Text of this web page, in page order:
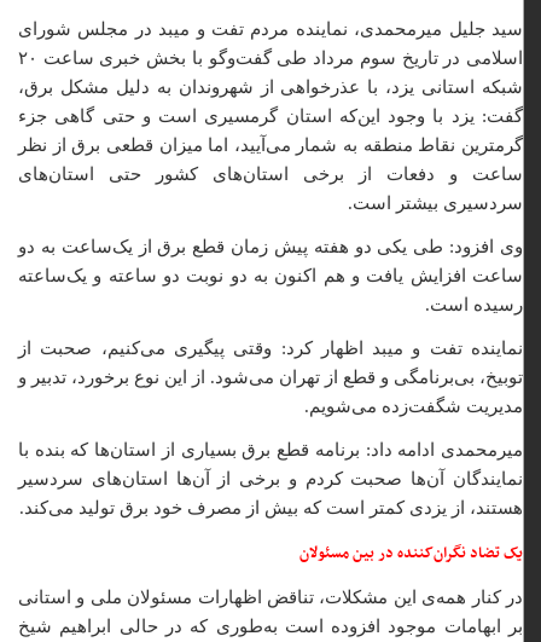
سید جلیل میرمحمدی، نماینده مردم تفت و میبد در مجلس شورای
اسلامی در تاریخ سوم مرداد طی گفت‌وگو با بخش خبری ساعت ۲۰
شبکه استانی یزد، با عذرخواهی از شهروندان به دلیل مشکل برق،
گفت: یزد با وجود این‌که استان گرمسیری است و حتی گاهی جزء
گرمترین نقاط منطقه به شمار می‌آیید، اما میزان قطعی برق از نظر
ساعت و دفعات از برخی استان‌های کشور حتی استان‌های
سردسیری بیشتر است.
وی افزود: طی یکی دو هفته پیش زمان قطع برق از یک‌ساعت به دو
ساعت افزایش یافت و هم اکنون به دو نوبت دو ساعته و یک‌ساعته
رسیده است.
نماینده تفت و میبد اظهار کرد: وقتی پیگیری می‌کنیم، صحبت از
توبیخ، بی‌برنامگی و قطع از تهران می‌شود. از این نوع برخورد، تدبیر و
مدیریت شگفت‌زده می‌شویم.
میرمحمدی ادامه داد: برنامه قطع برق بسیاری از استان‌ها که بنده با
نمایندگان آن‌ها صحبت کردم و برخی از آن‌ها استان‌های سردسیر
هستند، از یزدی کمتر است که بیش از مصرف خود برق تولید می‌کند.
یک تضاد نگران‌کننده در بین مسئولان
در کنار همه‌ی این مشکلات، تناقض اظهارات مسئولان ملی و استانی
بر ابهامات موجود افزوده است به‌طوری که در حالی‌ ابراهیم شیخ